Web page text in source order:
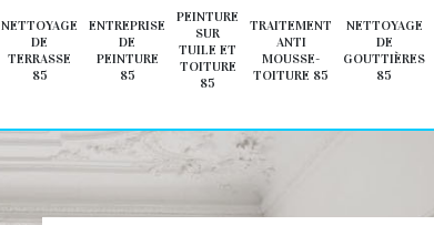
NETTOYAGE
DE
TERRASSE
85
ENTREPRISE
DE
PEINTURE
85
PEINTURE
SUR
TUILE ET
TOITURE
85
TRAITEMENT
ANTI
MOUSSE-
TOITURE 85
NETTOYAGE
DE
GOUTTIÈRES
85